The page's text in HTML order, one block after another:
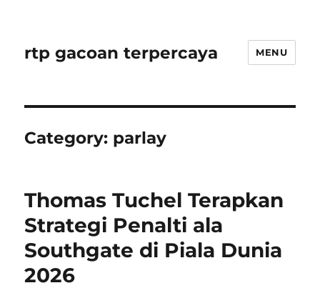
rtp gacoan terpercaya MENU
Category: parlay
Thomas Tuchel Terapkan
Strategi Penalti ala
Southgate di Piala Dunia
2026